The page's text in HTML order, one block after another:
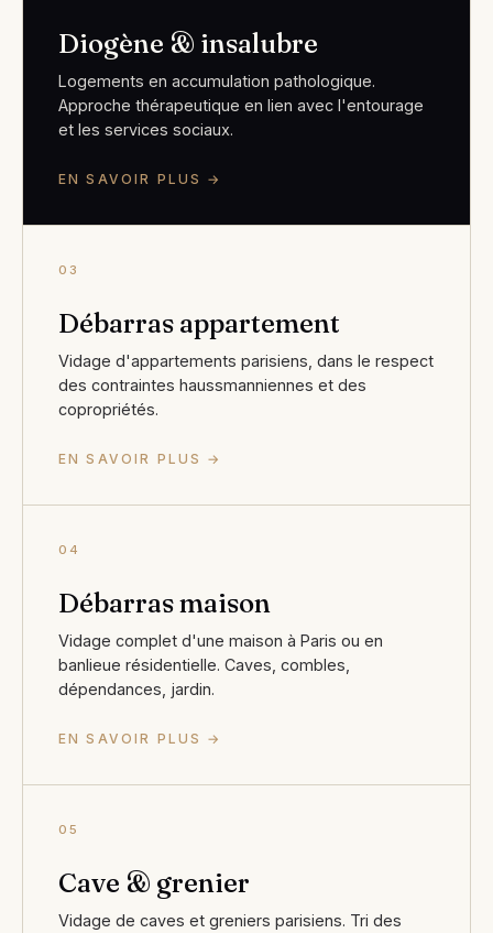
Diogène & insalubre
Logements en accumulation pathologique.
Approche thérapeutique en lien avec l'entourage
et les services sociaux.
EN SAVOIR PLUS →
03
Débarras appartement
Vidage d'appartements parisiens, dans le respect
des contraintes haussmanniennes et des
copropriétés.
EN SAVOIR PLUS →
04
Débarras maison
Vidage complet d'une maison à Paris ou en
banlieue résidentielle. Caves, combles,
dépendances, jardin.
EN SAVOIR PLUS →
05
Cave & grenier
Vidage de caves et greniers parisiens. Tri des